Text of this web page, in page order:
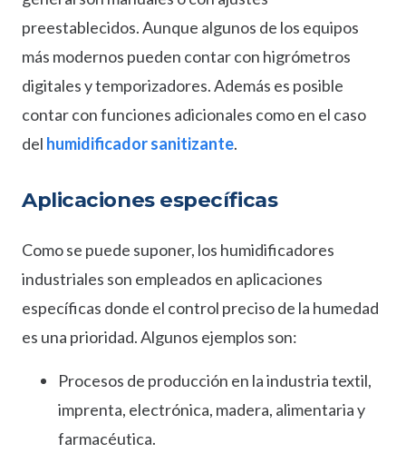
preestablecidos. Aunque algunos de los equipos
más modernos pueden contar con higrómetros
digitales y temporizadores. Además es posible
contar con funciones adicionales como en el caso
del humidificador sanitizante.
Aplicaciones específicas
Como se puede suponer, los humidificadores
industriales son empleados en aplicaciones
específicas donde el control preciso de la humedad
es una prioridad. Algunos ejemplos son:
Procesos de producción en la industria textil,
imprenta, electrónica, madera, alimentaria y
farmacéutica.